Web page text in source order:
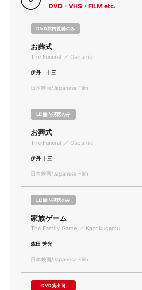
DVD・VHS・FILM etc.
DVD館内視聴のみ
お葬式
The Funeral ／ Ososhiki
伊丹 十三
日本映画/Japanese Film
LD館内視聴のみ
お葬式
The Funeral ／ Ososhiki
伊丹 十三
日本映画/Japanese Film
LD館内視聴のみ
家族ゲーム
The Family Game ／ Kazokugemu
森田 芳光
日本映画/Japanese Film
DVD貸出可